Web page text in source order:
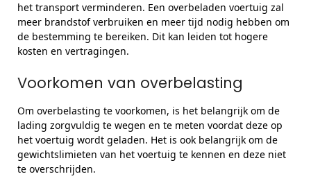
het transport verminderen. Een overbeladen voertuig zal
meer brandstof verbruiken en meer tijd nodig hebben om
de bestemming te bereiken. Dit kan leiden tot hogere
kosten en vertragingen.
Voorkomen van overbelasting
Om overbelasting te voorkomen, is het belangrijk om de
lading zorgvuldig te wegen en te meten voordat deze op
het voertuig wordt geladen. Het is ook belangrijk om de
gewichtslimieten van het voertuig te kennen en deze niet
te overschrijden.